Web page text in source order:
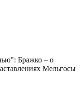
Бражко – о
Мельгосы